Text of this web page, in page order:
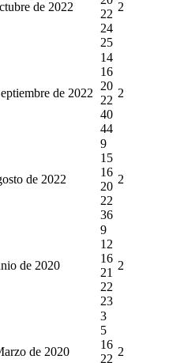
de 2022
22
24
25
2
de 2022
14
16
20
22
40
44
2
de 2022
9
15
16
20
22
36
2
de 2020
9
12
16
21
22
23
2
de 2020
3
5
16
22
2